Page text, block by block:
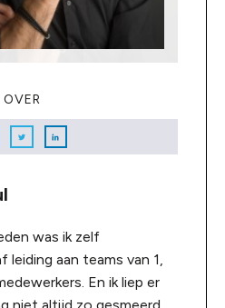
OVER
was ik zelf
leiding aan teams van 1,
En ik liep er